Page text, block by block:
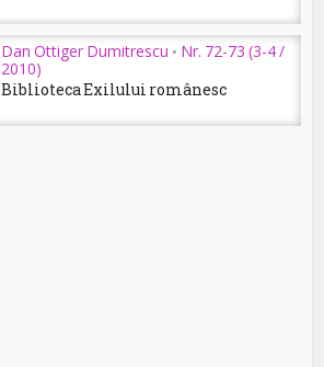
Dan Ottiger Dumitrescu • Nr. 72-73 (3-4 /
2010)
Biblioteca Exilului românesc